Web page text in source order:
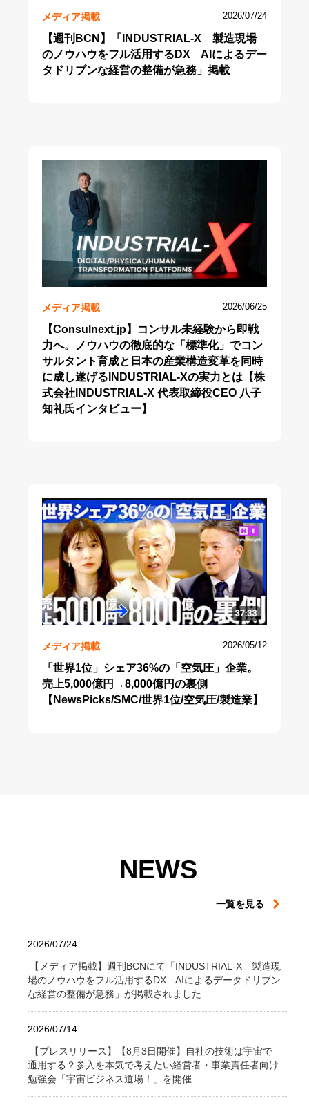
メディア掲載 2026/07/24
【週刊BCN】「INDUSTRIAL-X 製造現場
のノウハウをフル活用するDX AIによるデー
タドリブンな経営の整備が急務」掲載
メディア掲載 2026/06/25
【Consulnext.jp】コンサル未経験から即戦
力へ。ノウハウの徹底的な「標準化」でコン
サルタント育成と日本の産業構造変革を同時
に成し遂げるINDUSTRIAL-Xの実力とは【株
式会社INDUSTRIAL-X 代表取締役CEO 八子
知礼氏インタビュー】
メディア掲載 2026/05/12
「世界1位」シェア36%の「空気圧」企業。
売上5,000億円→8,000億円の裏側
【NewsPicks/SMC/世界1位/空気圧/製造業】
NEWS
一覧を見る
2026/07/24
【メディア掲載】週刊BCNにて「INDUSTRIAL-X 製造現
場のノウハウをフル活用するDX AIによるデータドリブン
な経営の整備が急務」が掲載されました
2026/07/14
【プレスリリース】【8月3日開催】自社の技術は宇宙で
通用する？参入を本気で考えたい経営者・事業責任者向け
勉強会「宇宙ビジネス道場！」を開催